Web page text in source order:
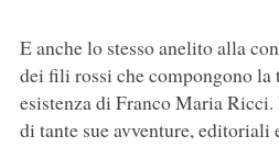
E anche lo stesso anelito alla
dei fili rossi che compongono
esistenza di Franco Maria
di tante sue avventure, editoriali